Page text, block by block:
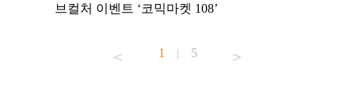
브컬처 이벤트 ‘코믹마켓 108’
1 | 5